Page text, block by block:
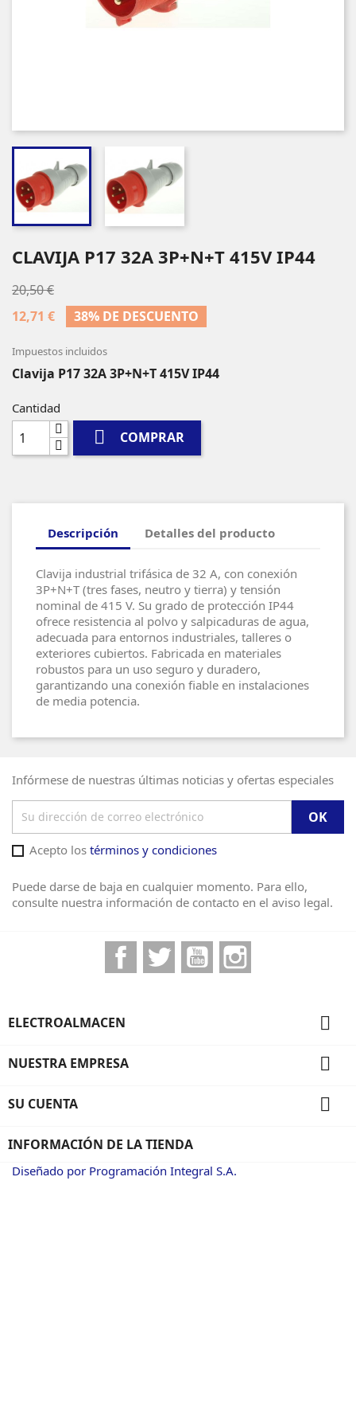
CLAVIJA P17 32A 3P+N+T 415V IP44
20,50 €
12,71 €
38% DE DESCUENTO
Impuestos incluidos
Clavija P17 32A 3P+N+T 415V IP44
Cantidad
 COMPRAR
Descripción Detalles del producto
Clavija industrial trifásica de 32 A, con conexión
3P+N+T (tres fases, neutro y tierra) y tensión
nominal de 415 V. Su grado de protección IP44
ofrece resistencia al polvo y salpicaduras de agua,
adecuada para entornos industriales, talleres o
exteriores cubiertos. Fabricada en materiales
robustos para un uso seguro y duradero,
garantizando una conexión fiable en instalaciones
de media potencia.
Infórmese de nuestras últimas noticias y ofertas especiales
Acepto los términos y condiciones
Puede darse de baja en cualquier momento. Para ello,
consulte nuestra información de contacto en el aviso legal.
FacebookTwitter YouTube
ELECTROALMACEN 
NUESTRA EMPRESA 
SU CUENTA 
INFORMACIÓN DE LA TIENDA
Diseñado por Programación Integral S.A.